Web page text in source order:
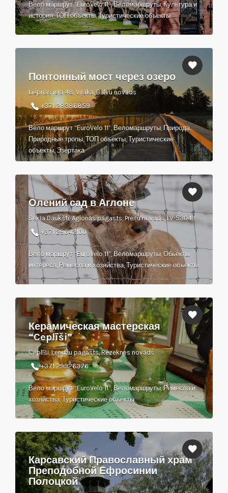
Вело маршрут “EuroVelo 11”, Веломаршруты, Культура и
история, ТОП объекты, Туристические объекты
Понтонный мост через озеро
Liepnas iela 48, Viļaka, Balvu novads
+371 28386859
Вело маршрут “EuroVelo 11”, Веломаршруты, Природа,
Природные тропы, ТОП объекты, Туристические
объекты, Эзертака
Олений сад в Аглоне
Sekļa Daukšti, Aglonas pagasts, Preiļu novads, LV-5304
+371 29642100
Вело маршрут “EuroVelo 11”, Веломаршруты, Обьекты
интереса, Ремесла и хозяйства, Туристические объекты
Керамическая мастерская
“Ceplīši”
Ceplīši, Lendžu pagasts, Rēzeknes novads
+371 29926376
Вело маршрут “EuroVelo 11”, Веломаршруты, Ремесла и
хозяйства, Туристические объекты
Карсавский Православный храм
Преподобной Ефросинии
Полоцкой